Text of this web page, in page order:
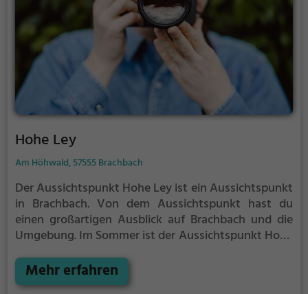
Hohe Ley
Am Höhwald, 57555 Brachbach
Der Aussichtspunkt Hohe Ley ist ein Aussichtspunkt
in Brachbach. Von dem Aussichtspunkt hast du
einen großartigen Ausblick auf Brachbach und die
Umgebung.Im Sommer ist der Aussichtspunkt Hohe
Wanderungen oder zum Picknicken und lockt an
warmen und sonnigen Tagen viele Besucher aus der
Mehr erfahren